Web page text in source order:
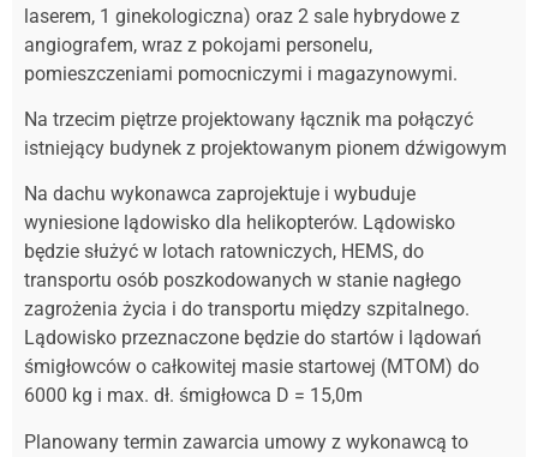
laserem, 1 ginekologiczna) oraz 2 sale hybrydowe z
angiografem, wraz z pokojami personelu,
pomieszczeniami pomocniczymi i magazynowymi.
Na trzecim piętrze projektowany łącznik ma połączyć
istniejący budynek z projektowanym pionem dźwigowym
Na dachu wykonawca zaprojektuje i wybuduje
wyniesione lądowisko dla helikopterów. Lądowisko
będzie służyć w lotach ratowniczych, HEMS, do
transportu osób poszkodowanych w stanie nagłego
zagrożenia życia i do transportu między szpitalnego.
Lądowisko przeznaczone będzie do startów i lądowań
śmigłowców o całkowitej masie startowej (MTOM) do
6000 kg i max. dł. śmigłowca D = 15,0m
Planowany termin zawarcia umowy z wykonawcą to